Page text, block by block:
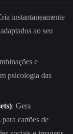
instantaneamente
ao seu
e
psicologia das
: Gera
cartões de